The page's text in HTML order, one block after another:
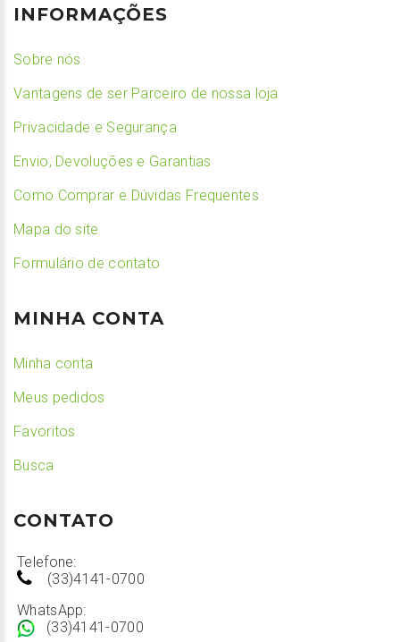
INFORMAÇÕES
Sobre nós
Vantagens de ser Parceiro de nossa loja
Privacidade e Segurança
Envio, Devoluções e Garantias
Como Comprar e Dúvidas Frequentes
Mapa do site
Formulário de contato
MINHA CONTA
Minha conta
Meus pedidos
Favoritos
Busca
CONTATO
Telefone:
(33)4141-0700
WhatsApp:
(33)4141-0700